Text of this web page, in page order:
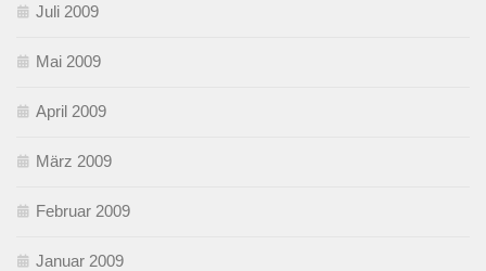
Juli 2009
Mai 2009
April 2009
März 2009
Februar 2009
Januar 2009